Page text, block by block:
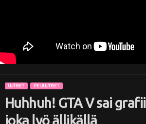
w
UUTISET PELIUUTISET
Huhhuh! GTA V sai
joka lyö ällikällä